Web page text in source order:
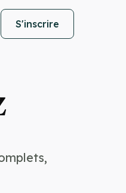
S'inscrire